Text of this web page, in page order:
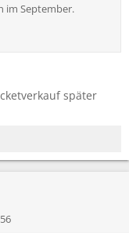
im September.
später